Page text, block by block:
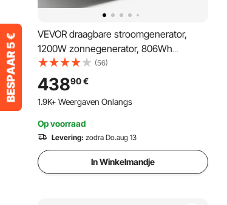
VEVOR draagbare stroomgenerator,
1200W zonnegenerator, 806Wh
LiFePO4-accu met 9 uitgangen voor
noodgevallen thuis, kamperen en
camperreizen (zonnepaneel NIET
inbegrepen)
(56)
43890€
1.9K+ Weergaven Onlangs
Op voorraad
Levering: zodra Do.aug 13
In Winkelmandje